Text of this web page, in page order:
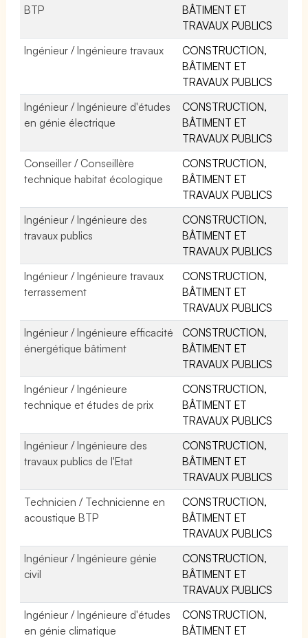
BTP
BÂTIMENT ET
TRAVAUX PUBLICS
Ingénieur / Ingénieure travaux
CONSTRUCTION,
BÂTIMENT ET
TRAVAUX PUBLICS
Ingénieur / Ingénieure d'études
en génie électrique
CONSTRUCTION,
BÂTIMENT ET
TRAVAUX PUBLICS
Conseiller / Conseillère
technique habitat écologique
CONSTRUCTION,
BÂTIMENT ET
TRAVAUX PUBLICS
Ingénieur / Ingénieure des
travaux publics
CONSTRUCTION,
BÂTIMENT ET
TRAVAUX PUBLICS
Ingénieur / Ingénieure travaux
terrassement
CONSTRUCTION,
BÂTIMENT ET
TRAVAUX PUBLICS
Ingénieur / Ingénieure efficacité
énergétique bâtiment
CONSTRUCTION,
BÂTIMENT ET
TRAVAUX PUBLICS
Ingénieur / Ingénieure
technique et études de prix
CONSTRUCTION,
BÂTIMENT ET
TRAVAUX PUBLICS
Ingénieur / Ingénieure des
travaux publics de l'Etat
CONSTRUCTION,
BÂTIMENT ET
TRAVAUX PUBLICS
Technicien / Technicienne en
acoustique BTP
CONSTRUCTION,
BÂTIMENT ET
TRAVAUX PUBLICS
Ingénieur / Ingénieure génie
civil
CONSTRUCTION,
BÂTIMENT ET
TRAVAUX PUBLICS
Ingénieur / Ingénieure d'études
en génie climatique
CONSTRUCTION,
BÂTIMENT ET